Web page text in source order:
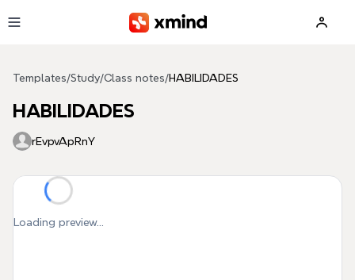
Templates/Study/Class notes/HABILIDADES
HABILIDADES
rEvpvApRnY
Loading preview...